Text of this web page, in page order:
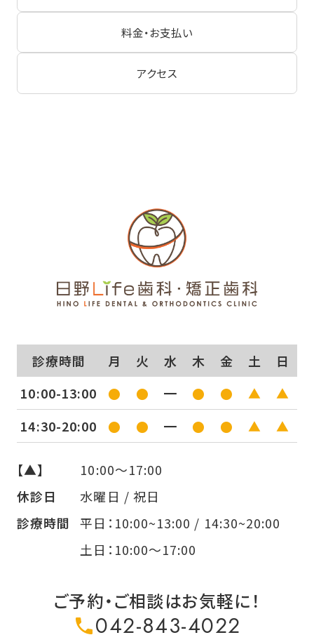
料金・お支払い
アクセス
診療時間 月 火 水 木 金 土
日
10:00-13:00
● ● ━ ● ● ▲
▲
14:30-20:00
● ● ━ ● ● ▲ ▲
【▲】
10:00〜17:00
休診日
水曜日 / 祝日
診療時間
平日：10:00~13:00 / 14:30~20:00
土日：10:00〜17:00
ご予約・ご相談はお気軽に！
042-843-4022